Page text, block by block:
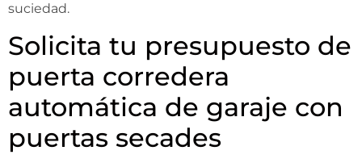
suciedad.
Solicita tu presupuesto de
puerta corredera
automática de garaje con
puertas secades